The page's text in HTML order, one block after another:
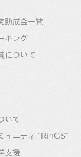
助成金一覧
キング
について
いて
ュニティ “RinGS”
支援